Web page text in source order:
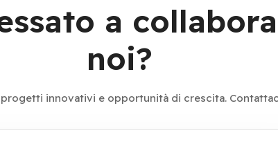
a
noi?
innovativi e opportunità di crescita.